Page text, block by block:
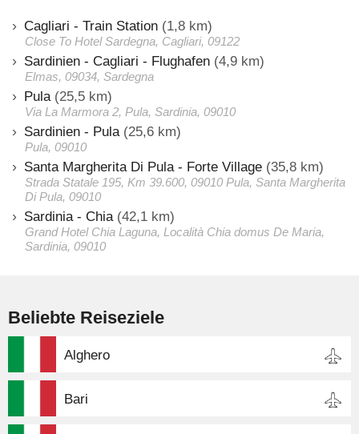
Cagliari - Train Station (1,8 km)
Close To Hotel Sardegna, Cagliari, 09122
Sardinien - Cagliari - Flughafen (4,9 km)
Elmas, 09034, Sardegna
Pula (25,5 km)
Via La Marmora 2, Pula, Sardinia, 09010
Sardinien - Pula (25,6 km)
Pula, 09010
Santa Margherita Di Pula - Forte Village (35,8 km)
Strada Statale 195, Km 39.600, 09010 Pula, Santa Margherita
Di Pula, 09010
Sardinia - Chia (42,1 km)
Grand Hotel Chia Laguna, Località Chia domus De Maria,
Sardinia, 09010
Beliebte Reiseziele
Alghero
Bari